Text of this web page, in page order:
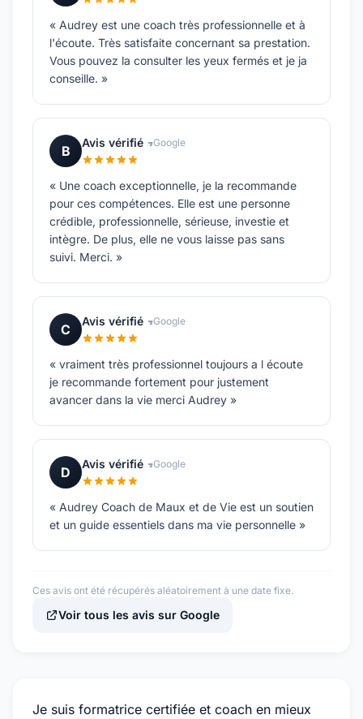
« Audrey est une coach très professionnelle et à
l'écoute. Très satisfaite concernant sa prestation.
Vous pouvez la consulter les yeux fermés et je ja
conseille. »
B
Avis vérifié Google
« Une coach exceptionnelle, je la recommande
pour ces compétences. Elle est une personne
crédible, professionnelle, sérieuse, investie et
intègre. De plus, elle ne vous laisse pas sans
suivi. Merci. »
C
Avis vérifié Google
« vraiment très professionnel toujours a l écoute
je recommande fortement pour justement
avancer dans la vie merci Audrey »
D
Avis vérifié Google
« Audrey Coach de Maux et de Vie est un soutien
et un guide essentiels dans ma vie personnelle »
Ces avis ont été récupérés aléatoirement à une date fixe.
Voir tous les avis sur Google
Je suis formatrice certifiée et coach en mieux